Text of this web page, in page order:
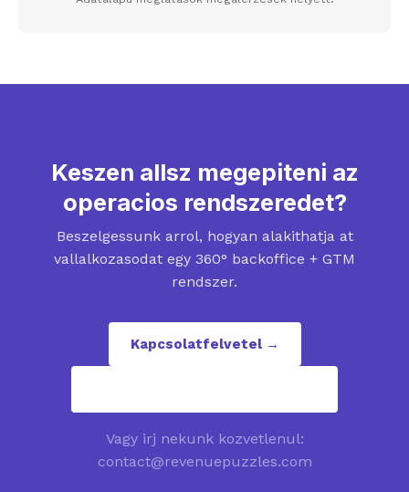
Keszen allsz megepiteni az
operacios rendszeredet?
Beszelgessunk arrol, hogyan alakithatja at
vallalkozasodat egy 360° backoffice + GTM
rendszer.
Kapcsolatfelvetel →
Vagy irj nekunk kozvetlenul:
contact@revenuepuzzles.com